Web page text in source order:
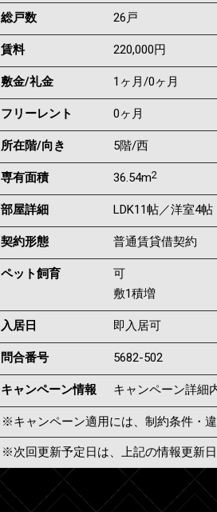
総戸数 26戸
賃料 220,000円
敷金/礼金 1ヶ月 /0ヶ月
フリーレント 0ヶ月
所在階/向き 5階/西
専有面積 36.54m2
部屋詳細 LDK11帖／洋室4帖
契約形態 普通賃貸借契約
ペット飼育
可
敷1積増
入居日 即入居可
問合番号 5682-502
キャンペーン情報 キャンペーン詳細
※キャンペーン適用には、制約条件・
※次回更新予定日は、上記の情報更新